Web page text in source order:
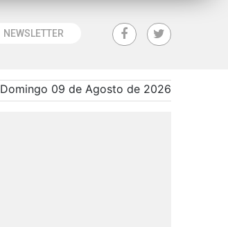
NEWSLETTER
Domingo 09 de Agosto de 2026